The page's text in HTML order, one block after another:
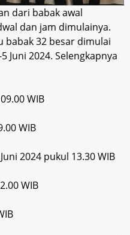
dari babak awal
dan jam dimulainya.
babak 32 besar dimulai
Juni 2024. Selengkapnya
WIB
WIB
2024 pukul 13.30 WIB
WIB